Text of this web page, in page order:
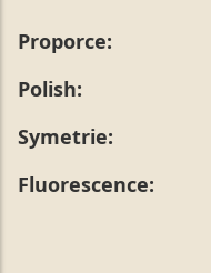
Proporce:
Polish:
Symetrie:
Fluorescence: